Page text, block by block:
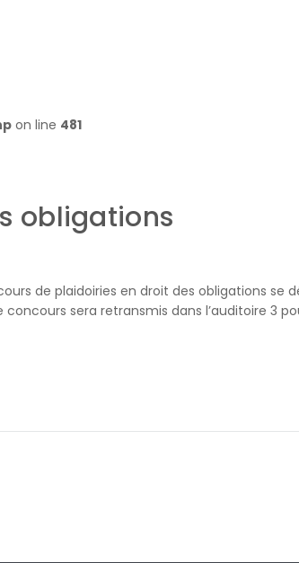
on line 481
obligations
de plaidoiries en droit des obligations se
concours sera retransmis dans l’auditoire 3